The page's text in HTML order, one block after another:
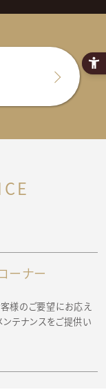
ーナー
様のご要望にお応え
ンテナンスをご提供い